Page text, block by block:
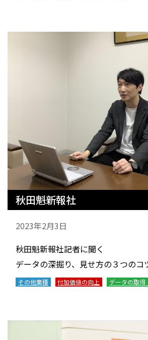
秋田魁新報社
2023年2月3日
秋田魁新報社記者に聞く
データの深掘り、見せ方の３つのコ
その他業種 付加価値の向上 データの取得